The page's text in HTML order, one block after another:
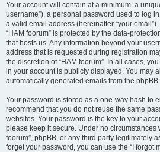
Your account will contain at a minimum: a
username”), a personal password used to log
a valid email address (hereinafter “your
“HAM foorum” is protected by the data-
that hosts us. Any information beyond your
address that is requested during registration
the discretion of “HAM foorum”. In all cases,
in your account is publicly displayed. You may
automatically generated emails from the phpBB
Your password is stored as a one-way hash to
recommend that you do not reuse the same
websites. Your password is the key to your
please keep it secure. Under no circumstances
foorum”, phpBB, or any third party legitimately
forget your password, you can use the “I forgot